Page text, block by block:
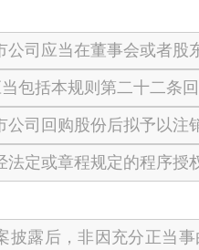
公司应当在董事会或者股
括本规则第二十二条
公司回购股份后拟予以注
法定或章程规定的程序授
披露后，非因充分正当